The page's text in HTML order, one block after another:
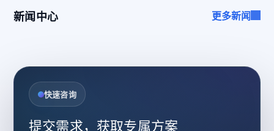
新闻中心 更多新闻
快速咨询
提交需求，获取专属方案